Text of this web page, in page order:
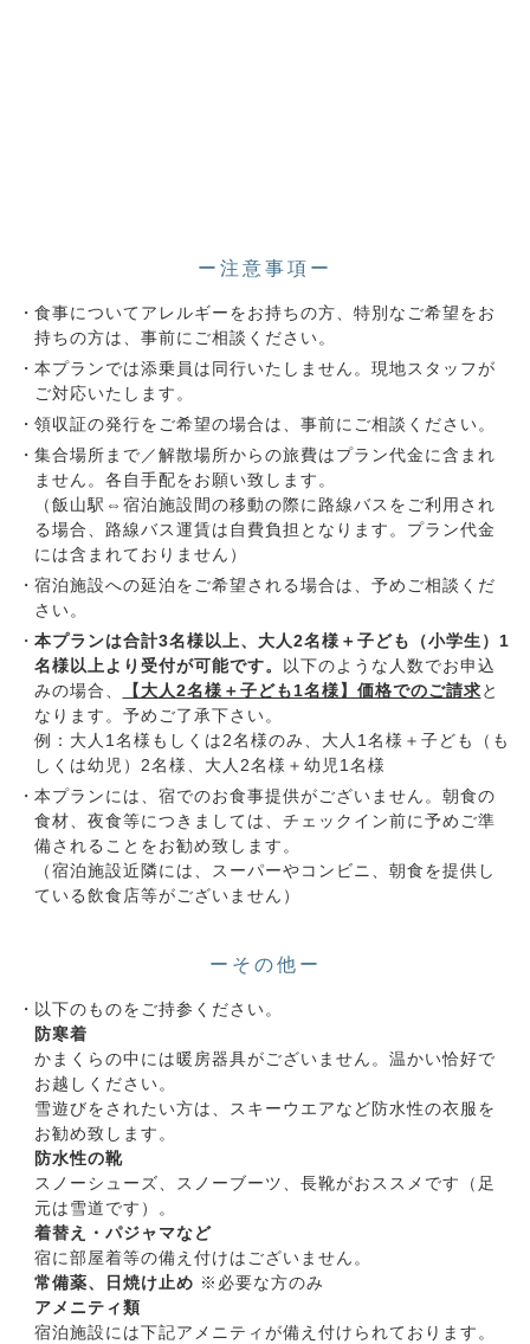
ー注意事項ー
食事についてアレルギーをお持ちの方、特別なご希望をお
持ちの方は、事前にご相談ください。
本プランでは添乗員は同行いたしません。現地スタッフが
ご対応いたします。
領収証の発行をご希望の場合は、事前にご相談ください。
集合場所まで／解散場所からの旅費はプラン代金に含まれ
ません。各自手配をお願い致します。
（飯山駅⇔宿泊施設間の移動の際に路線バスをご利用され
る場合、路線バス運賃は自費負担となります。プラン代金
には含まれておりません）
宿泊施設への延泊をご希望される場合は、予めご相談くだ
さい。
本プランは合計3名様以上、大人2名様＋子ども（小学生）1
名様以上より受付が可能です。
以下のような人数でお申込
みの場合、
【大人2名様＋子ども1名様】価格でのご請求 と
なります。予めご了承下さい。
例：大人1名様もしくは2名様のみ、大人1名様＋子ども（も
しくは幼児）2名様、大人2名様＋幼児1名様
本プランには、宿でのお食事提供がございません。朝食の
食材、夜食等につきましては、チェックイン前に予めご準
備されることをお勧め致します。
（宿泊施設近隣には、スーパーやコンビニ、朝食を提供し
ている飲食店等がございません）
ーその他ー
以下のものをご持参ください。
防寒着
かまくらの中には暖房器具がございません。温かい恰好で
お越しください。
雪遊びをされたい方は、スキーウエアなど防水性の衣服を
お勧め致します。
防水性の靴
スノーシューズ、スノーブーツ、長靴がおススメです（足
元は雪道です）。
着替え・パジャマなど
宿に部屋着等の備え付けはございません。
常備薬、日焼け止め ※必要な方のみ
アメニティ類
宿泊施設には下記アメニティが備え付けられております。